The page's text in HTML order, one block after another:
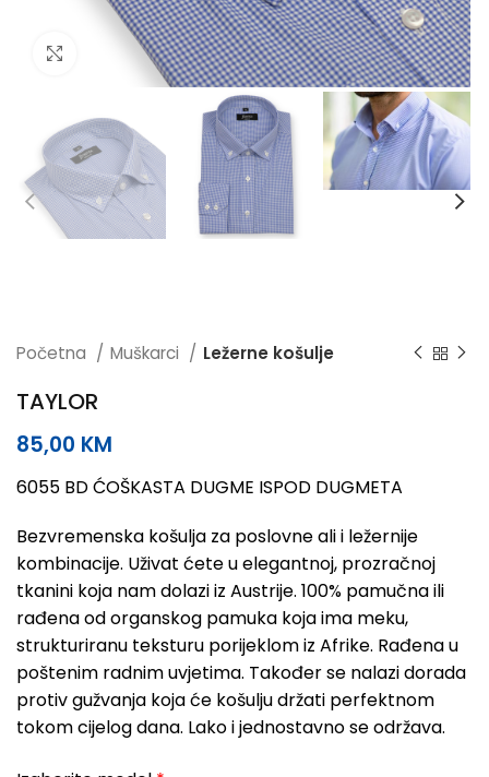
Click to enlarge
Početna Muškarci Ležerne košulje
TAYLOR
85,00 KM
6055 BD ĆOŠKASTA DUGME ISPOD DUGMETA
Bezvremenska košulja za poslovne ali i ležernije
kombinacije. Uživat ćete u elegantnoj, prozračnoj
tkanini koja nam dolazi iz Austrije. 100% pamučna ili
rađena od organskog pamuka koja ima meku,
strukturiranu teksturu porijeklom iz Afrike. Rađena u
poštenim radnim uvjetima. Također se nalazi dorada
protiv gužvanja koja će košulju držati perfektnom
tokom cijelog dana. Lako i jednostavno se održava.